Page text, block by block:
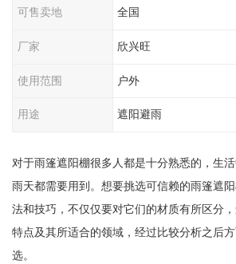
可售卖地 全国
厂家 欣兴旺
使用范围 户外
用途 遮阳避雨
对于雨篷遮阳棚很多人都是十分熟悉的，生
雨天都需要用到。想要挑选可信赖的雨篷遮
法和技巧，不仅仅要对它们的材质有所区分
特点及其所适合的领域，经过比较分析之后
选。